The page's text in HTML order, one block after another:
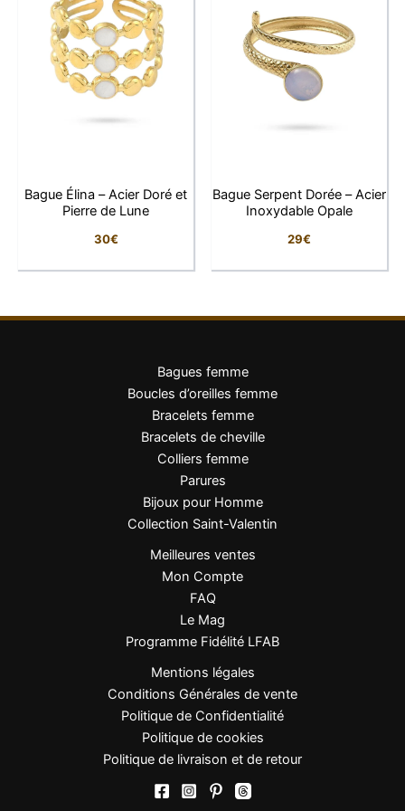
Bague Élina – Acier Doré et
Pierre de Lune
30€
Bague Serpent Dorée – Acier
Inoxydable Opale
29€
Bagues femme
Boucles d’oreilles femme
Bracelets femme
Bracelets de cheville
Colliers femme
Parures
Bijoux pour Homme
Collection Saint-Valentin
Meilleures ventes
Mon Compte
FAQ
Le Mag
Programme Fidélité LFAB
Mentions légales
Conditions Générales de vente
Politique de Confidentialité
Politique de cookies
Politique de livraison et de retour